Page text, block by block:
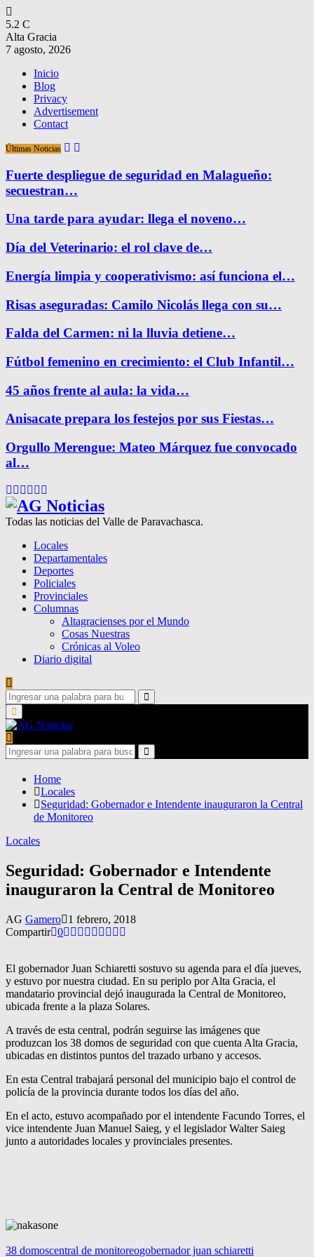
5.2 C
Alta Gracia
7 agosto, 2026
Inicio
Blog
Privacy
Advertisement
Contact
Últimas Noticias
Fuerte despliegue de seguridad en Malagueño:
secuestran…
Una tarde para ayudar: llega el noveno…
Día del Veterinario: el rol clave de…
Energía limpia y cooperativismo: así funciona el…
Risas aseguradas: Camilo Nicolás llega con su…
Falda del Carmen: ni la lluvia detiene…
Fútbol femenino en crecimiento: el Club Infantil…
45 años frente al aula: la vida…
Anisacate prepara los festejos por sus Fiestas…
Orgullo Merengue: Mateo Márquez fue convocado
al…
Facebook
Twitter
Instagram
Pinterest
Google
Todas las noticias del Valle de Paravachasca.
Locales
Departamentales
Deportes
Policiales
Provinciales
Columnas
Altagracienses por el Mundo
Cosas Nuestras
Crónicas al Voleo
Diario digital
Search
for:
Search
Primary
Menu
Search
for:
Search
Home
Locales
Seguridad: Gobernador e Intendente inauguraron la Central
de Monitoreo
Locales
Seguridad: Gobernador e Intendente
inauguraron la Central de Monitoreo
AG Gamero
1 febrero, 2018
Compartir 0
El gobernador Juan Schiaretti sostuvo su agenda para el día jueves,
y estuvo por nuestra ciudad. En su periplo por Alta Gracia, el
mandatario provincial dejó inaugurada la Central de Monitoreo,
ubicada frente a la plaza Solares.
A través de esta central, podrán seguirse las imágenes que
produzcan los 38 domos de seguridad con que cuenta Alta Gracia,
ubicadas en distintos puntos del trazado urbano y accesos.
En esta Central trabajará personal del municipio bajo el control de
policía de la provincia durante todos los días del año.
En el acto, estuvo acompañado por el intendente Facundo Torres, el
vice intendente Juan Manuel Saieg, y el legislador Walter Saieg
junto a autoridades locales y provinciales presentes.
38 domoscentral de monitoreogobernador juan schiaretti